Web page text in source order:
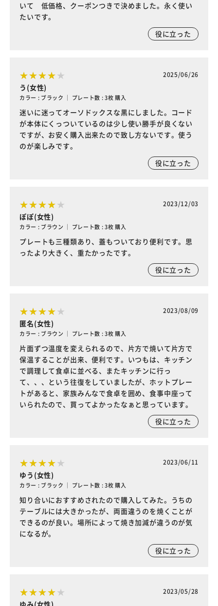
いて 低価格、クーポンつきで決めました。永く使い
たいです。
役に立った
2025/06/26
う(女性)
カラー : ブラック ｜ プレート数 : 3枚 購入
迷いに迷ってオーソドックスな黒にしました。コード
が本体にくっついているのは少し使い勝手が良くない
ですが、お安く購入出来たので致し方ないです。使う
のが楽しみです。
役に立った
2023/12/03
ぽぽ(女性)
カラー : ブラウン ｜ プレート数 : 3枚 購入
プレートも三種類あり、蓋もついており便利です。思
ったより大きく、重たかったです。
役に立った
2023/08/09
匿名(女性)
カラー : ブラウン ｜ プレート数 : 3枚 購入
片面ずつ温度を変えられるので、片方で焼いて片方で
保温することが出来、便利です。いつもは、キッチン
で調理して食卓に並べる、またキッチンに行っ
て、、、という往復をしていましたが、ホットプレー
トがあると、家族みんなで食卓を囲め、食事中座って
いられたので、買ってよかったなぁと思っています。
役に立った
2023/06/11
ゆう(女性)
カラー : ブラック ｜ プレート数 : 3枚 購入
知り合いにおすすめされたので購入してみた。うちの
テーブルには大きかったが、両面違うのを焼くことが
できるのが良い。場所によって焼き加減が違うのが気
になるが。
役に立った
2023/05/28